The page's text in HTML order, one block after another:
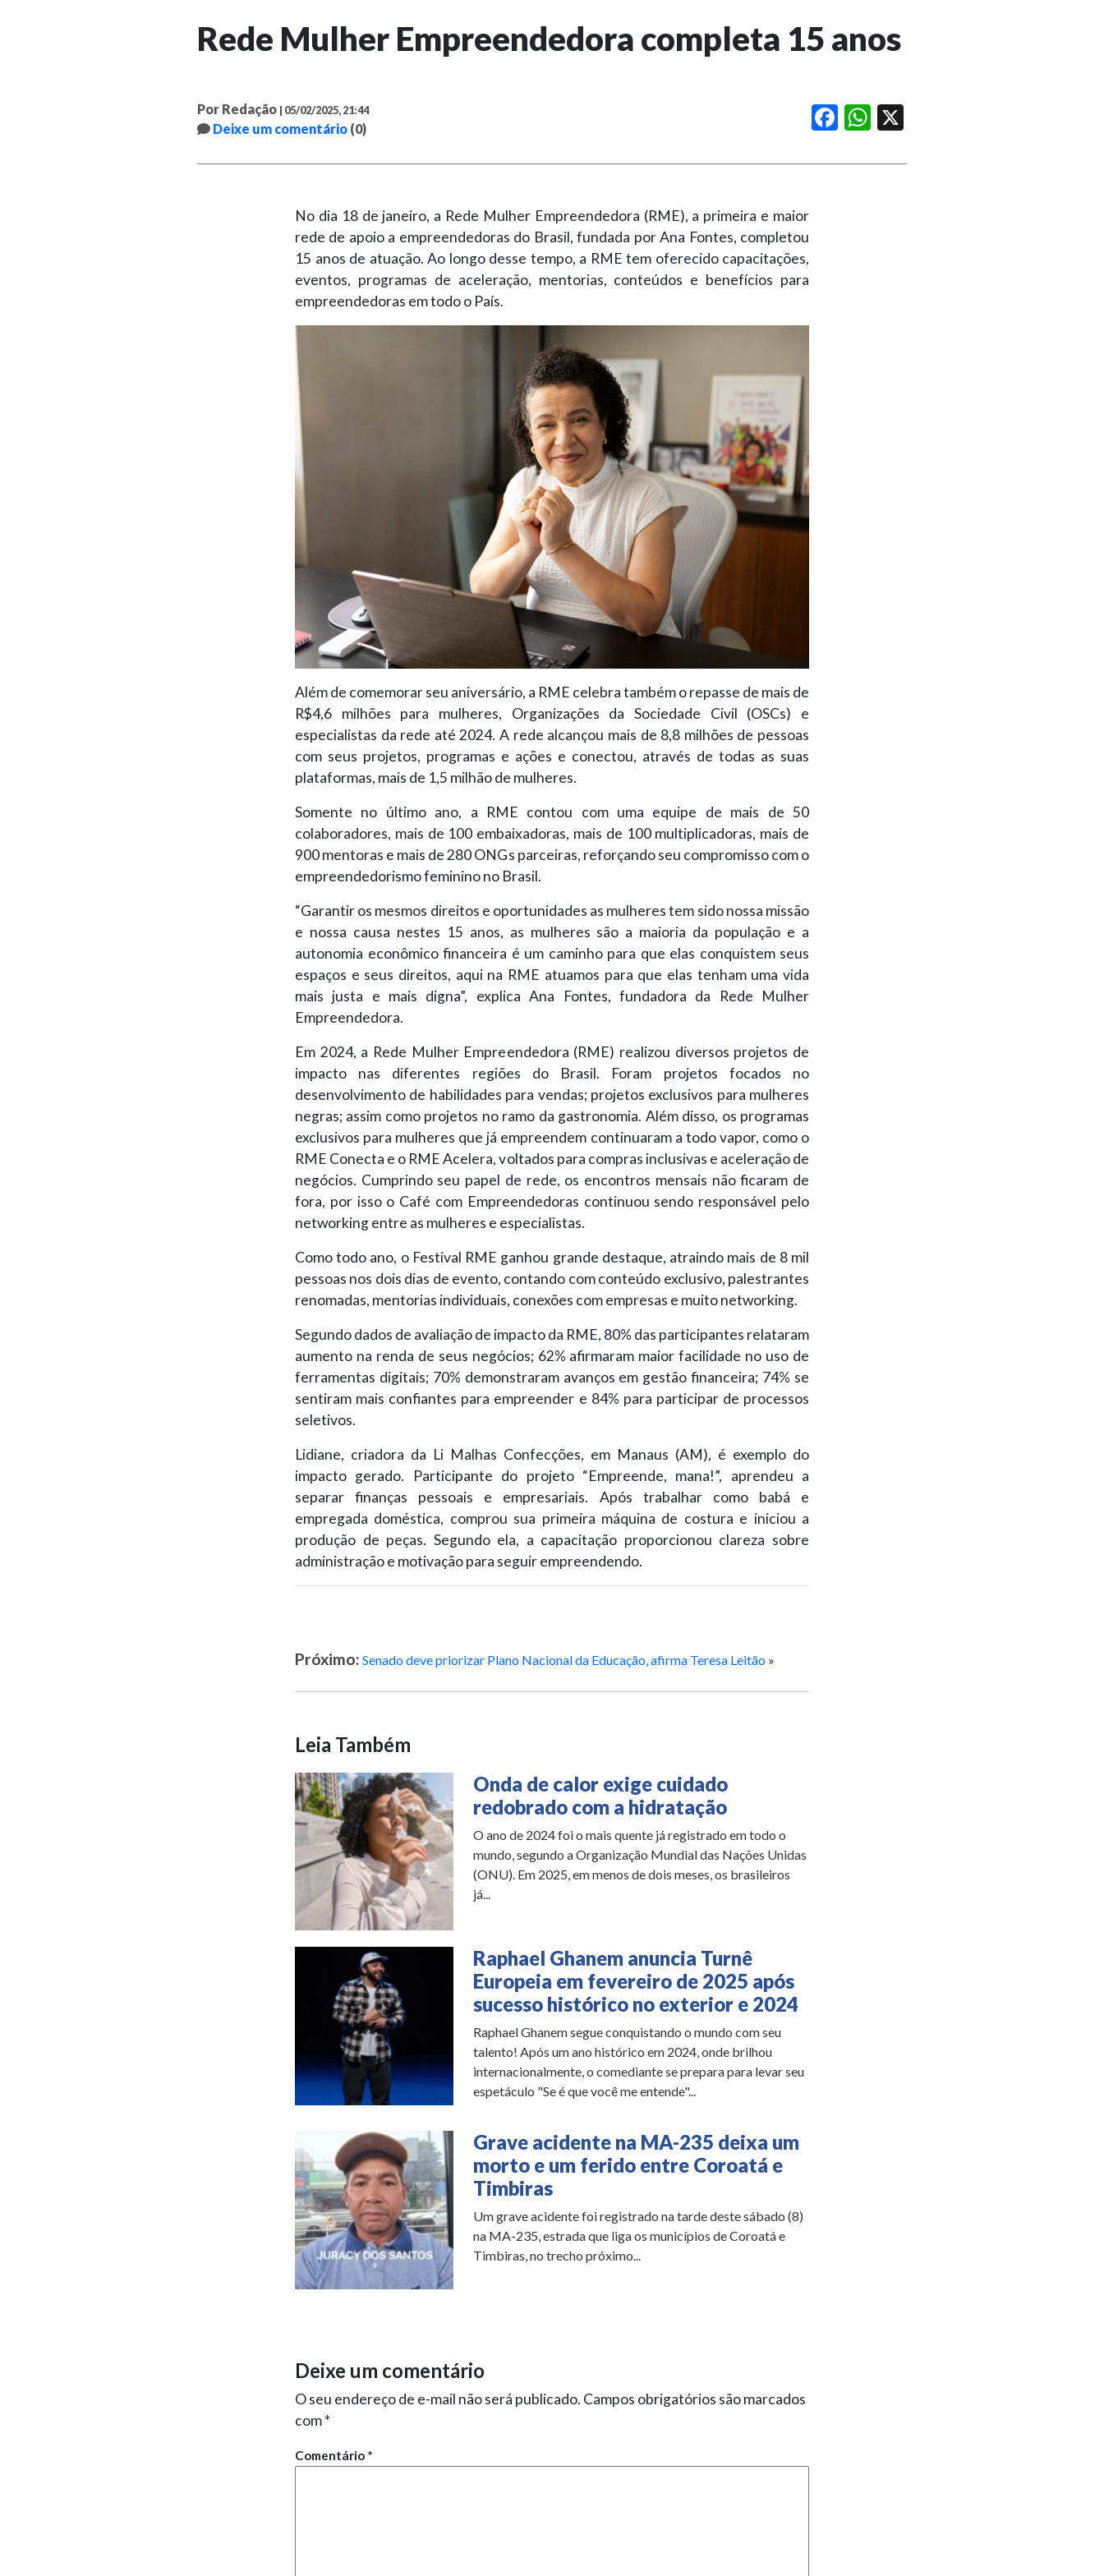
Rede Mulher Empreendedora completa 15 anos
Por Redação | 05/02/2025, 21:44
Deixe um comentário (0)
FacebookWhatsApp
No dia 18 de janeiro, a Rede Mulher Empreendedora (RME), a primeira e maior
rede de apoio a empreendedoras do Brasil, fundada por Ana Fontes, completou
15 anos de atuação. Ao longo desse tempo, a RME tem oferecido capacitações,
eventos, programas de aceleração, mentorias, conteúdos e benefícios para
empreendedoras em todo o País.
Além de comemorar seu aniversário, a RME celebra também o repasse de mais de
R$4,6 milhões para mulheres, Organizações da Sociedade Civil (OSCs) e
especialistas da rede até 2024. A rede alcançou mais de 8,8 milhões de pessoas
com seus projetos, programas e ações e conectou, através de todas as suas
plataformas, mais de 1,5 milhão de mulheres.
Somente no último ano, a RME contou com uma equipe de mais de 50
colaboradores, mais de 100 embaixadoras, mais de 100 multiplicadoras, mais de
900 mentoras e mais de 280 ONGs parceiras, reforçando seu compromisso com o
empreendedorismo feminino no Brasil.
“Garantir os mesmos direitos e oportunidades as mulheres tem sido nossa missão
e nossa causa nestes 15 anos, as mulheres são a maioria da população e a
autonomia econômico financeira é um caminho para que elas conquistem seus
espaços e seus direitos, aqui na RME atuamos para que elas tenham uma vida
mais justa e mais digna”, explica Ana Fontes, fundadora da Rede Mulher
Empreendedora.
Em 2024, a Rede Mulher Empreendedora (RME) realizou diversos projetos de
impacto nas diferentes regiões do Brasil. Foram projetos focados no
desenvolvimento de habilidades para vendas; projetos exclusivos para mulheres
negras; assim como projetos no ramo da gastronomia. Além disso, os programas
exclusivos para mulheres que já empreendem continuaram a todo vapor, como o
RME Conecta e o RME Acelera, voltados para compras inclusivas e aceleração de
negócios. Cumprindo seu papel de rede, os encontros mensais não ficaram de
fora, por isso o Café com Empreendedoras continuou sendo responsável pelo
networking entre as mulheres e especialistas.
Como todo ano, o Festival RME ganhou grande destaque, atraindo mais de 8 mil
pessoas nos dois dias de evento, contando com conteúdo exclusivo, palestrantes
renomadas, mentorias individuais, conexões com empresas e muito networking.
Segundo dados de avaliação de impacto da RME, 80% das participantes relataram
aumento na renda de seus negócios; 62% afirmaram maior facilidade no uso de
ferramentas digitais; 70% demonstraram avanços em gestão financeira; 74% se
sentiram mais confiantes para empreender e 84% para participar de processos
seletivos.
Lidiane, criadora da Li Malhas Confecções, em Manaus (AM), é exemplo do
impacto gerado. Participante do projeto “Empreende, mana!”, aprendeu a
separar finanças pessoais e empresariais. Após trabalhar como babá e
empregada doméstica, comprou sua primeira máquina de costura e iniciou a
produção de peças. Segundo ela, a capacitação proporcionou clareza sobre
administração e motivação para seguir empreendendo.
Próximo: Senado deve priorizar Plano Nacional da Educação, afirma Teresa Leitão »
Leia Também
Onda de calor exige cuidado
redobrado com a hidratação
O ano de 2024 foi o mais quente já registrado em todo o
mundo, segundo a Organização Mundial das Nações Unidas
(ONU). Em 2025, em menos de dois meses, os brasileiros
já...
Raphael Ghanem anuncia Turnê
Europeia em fevereiro de 2025 após
sucesso histórico no exterior e 2024
Raphael Ghanem segue conquistando o mundo com seu
talento! Após um ano histórico em 2024, onde brilhou
internacionalmente, o comediante se prepara para levar seu
espetáculo "Se é que você me entende"...
Grave acidente na MA-235 deixa um
morto e um ferido entre Coroatá e
Timbiras
Um grave acidente foi registrado na tarde deste sábado (8)
na MA-235, estrada que liga os municípios de Coroatá e
Timbiras, no trecho próximo...
Deixe um comentário
O seu endereço de e-mail não será publicado. Campos obrigatórios são marcados
com*
Comentário *